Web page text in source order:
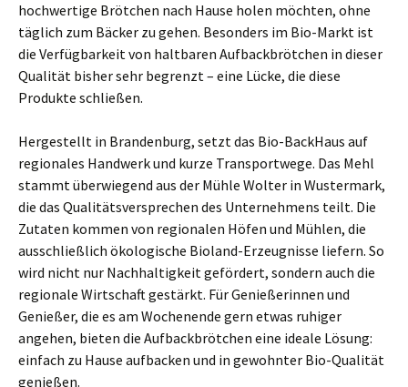
hochwertige Brötchen nach Hause holen möchten, ohne
täglich zum Bäcker zu gehen. Besonders im Bio-Markt ist
die Verfügbarkeit von haltbaren Aufbackbrötchen in dieser
Qualität bisher sehr begrenzt – eine Lücke, die diese
Produkte schließen.
Hergestellt in Brandenburg, setzt das Bio-BackHaus auf
regionales Handwerk und kurze Transportwege. Das Mehl
stammt überwiegend aus der Mühle Wolter in Wustermark,
die das Qualitätsversprechen des Unternehmens teilt. Die
Zutaten kommen von regionalen Höfen und Mühlen, die
ausschließlich ökologische Bioland-Erzeugnisse liefern. So
wird nicht nur Nachhaltigkeit gefördert, sondern auch die
regionale Wirtschaft gestärkt. Für Genießerinnen und
Genießer, die es am Wochenende gern etwas ruhiger
angehen, bieten die Aufbackbrötchen eine ideale Lösung:
einfach zu Hause aufbacken und in gewohnter Bio-Qualität
genießen.